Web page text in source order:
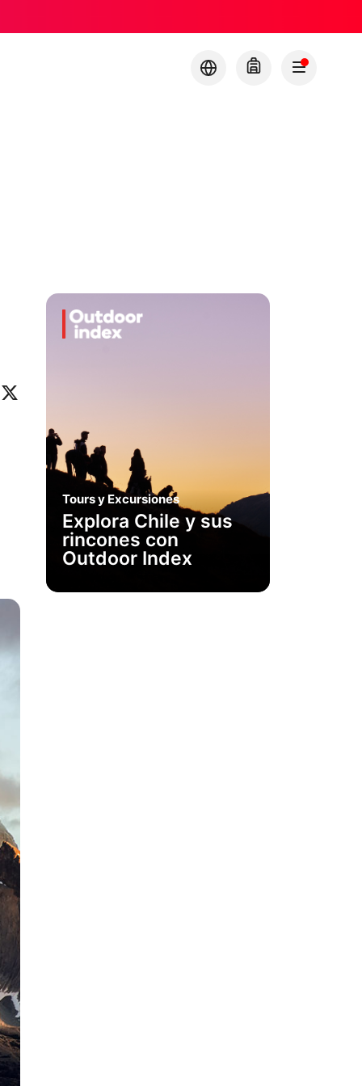
X
Tours y Excursiones
Explora Chile y sus
rincones con
Outdoor Index